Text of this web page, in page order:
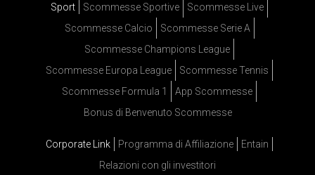
Sport Scommesse Sportive
Scommesse Live
Scommesse Calcio
Scommesse Serie A
Scommesse Champions League
Scommesse Europa League
Scommesse Tennis
Scommesse Formula 1
App Scommesse
Bonus di Benvenuto Scommesse
Corporate Link Programma di Affiliazione
Entain
Relazioni con gli investitori